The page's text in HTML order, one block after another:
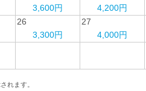
3,600円
4,200円
26
3,300円
27
4,000円
れます。